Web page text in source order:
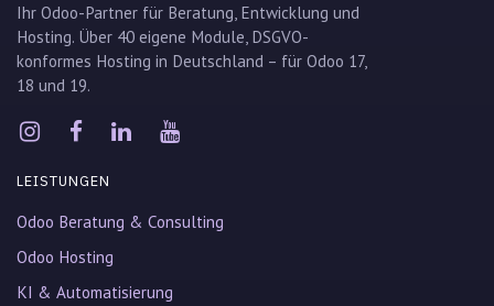
Ihr Odoo-Partner für Beratung, Entwicklung und
Hosting. Über 40 eigene Module, DSGVO-
konformes Hosting in Deutschland – für Odoo 17,
18 und 19.
LEISTUNGEN
Odoo Beratung & Consulting
Odoo Hosting
KI & Automatisierung